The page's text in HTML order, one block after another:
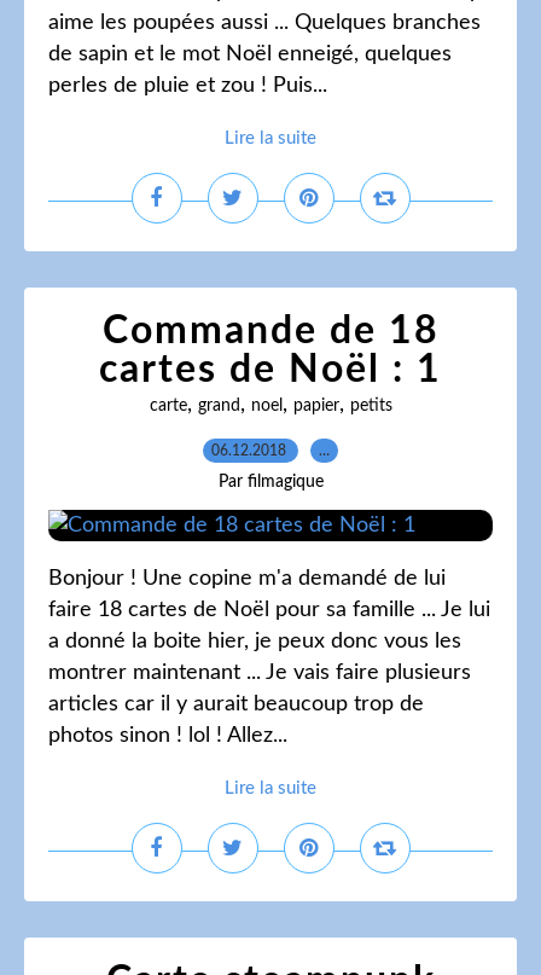
aime les poupées aussi ... Quelques branches
de sapin et le mot Noël enneigé, quelques
perles de pluie et zou ! Puis...
Lire la suite
Commande de 18
cartes de Noël : 1
carte, grand , noel, papier, petits
06.12.2018 …
Par filmagique
Bonjour ! Une copine m'a demandé de lui
faire 18 cartes de Noël pour sa famille ... Je lui
a donné la boite hier, je peux donc vous les
montrer maintenant ... Je vais faire plusieurs
articles car il y aurait beaucoup trop de
photos sinon ! lol ! Allez...
Lire la suite